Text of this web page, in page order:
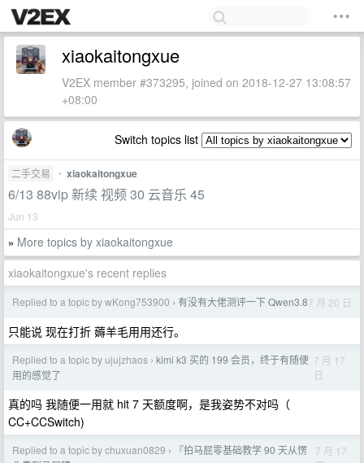
xiaokaitongxue
V2EX member #373295, joined on 2018-12-27 13:08:57
+08:00
Switch topics list
二手交易 • xiaokaitongxue
6/13 88vip 新续 视频 30 云音乐 45
Jun 13
» More topics by xiaokaitongxue
xiaokaitongxue's recent replies
Replied to a topic by wKong753900 › 有没有大佬测评一下 Qwen3.87 月 20 日
只能说 现在打折 薅羊毛用用还行。
Replied to a topic by ujujzhaos › kimi k3 买的 199 会员，终于有随便
用的感觉了
7 月 17
日
真的吗 我随便一用就 hit 7 天额度啊，是我姿势不对吗（
CC+CCSwitch)
Replied to a topic by chuxuan0829 ›
『拍马屁零基础教学 90 天从愣
7 月 17